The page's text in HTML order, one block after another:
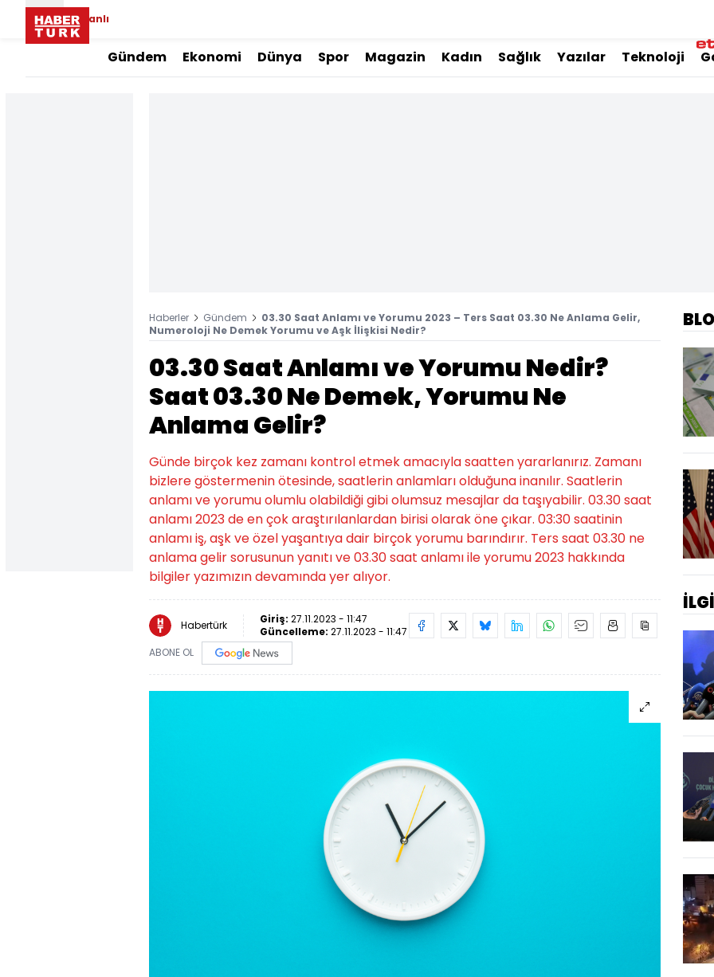
Canlı
Gündem Ekonomi Dünya Spor Magazin Kadın Sağlık Yazılar Teknoloji
Haberler Gündem
03.30 Saat Anlamı ve Yorumu 2023 – Ters Saat 03.30 Ne Anlama Gelir,
Numeroloji Ne Demek Yorumu ve Aşk İlişkisi Nedir?
03.30 Saat Anlamı ve Yorumu Nedir?
Saat 03.30 Ne Demek, Yorumu Ne
Anlama Gelir?
Günde birçok kez zamanı kontrol etmek amacıyla saatten yararlanırız. Zamanı
bizlere göstermenin ötesinde, saatlerin anlamları olduğuna inanılır. Saatlerin
anlamı ve yorumu olumlu olabildiği gibi olumsuz mesajlar da taşıyabilir. 03.30 saat
anlamı 2023 de en çok araştırılanlardan birisi olarak öne çıkar. 03:30 saatinin
anlamı iş, aşk ve özel yaşantıya dair birçok yorumu barındırır. Ters saat 03.30 ne
anlama gelir sorusunun yanıtı ve 03.30 saat anlamı ile yorumu 2023 hakkında
bilgiler yazımızın devamında yer alıyor.
Habertürk Giriş: 27.11.2023 - 11:47
Güncelleme: 27.11.2023 - 11:47
ABONE OL